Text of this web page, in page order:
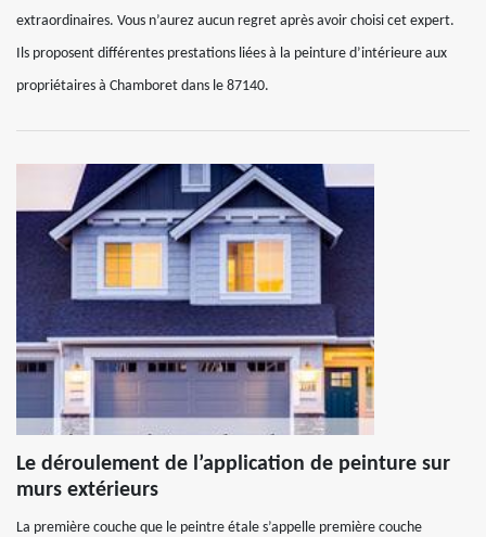
extraordinaires. Vous n’aurez aucun regret après avoir choisi cet expert.
Ils proposent différentes prestations liées à la peinture d’intérieure aux
propriétaires à Chamboret dans le 87140.
Le déroulement de l’application de peinture sur
murs extérieurs
La première couche que le peintre étale s’appelle première couche